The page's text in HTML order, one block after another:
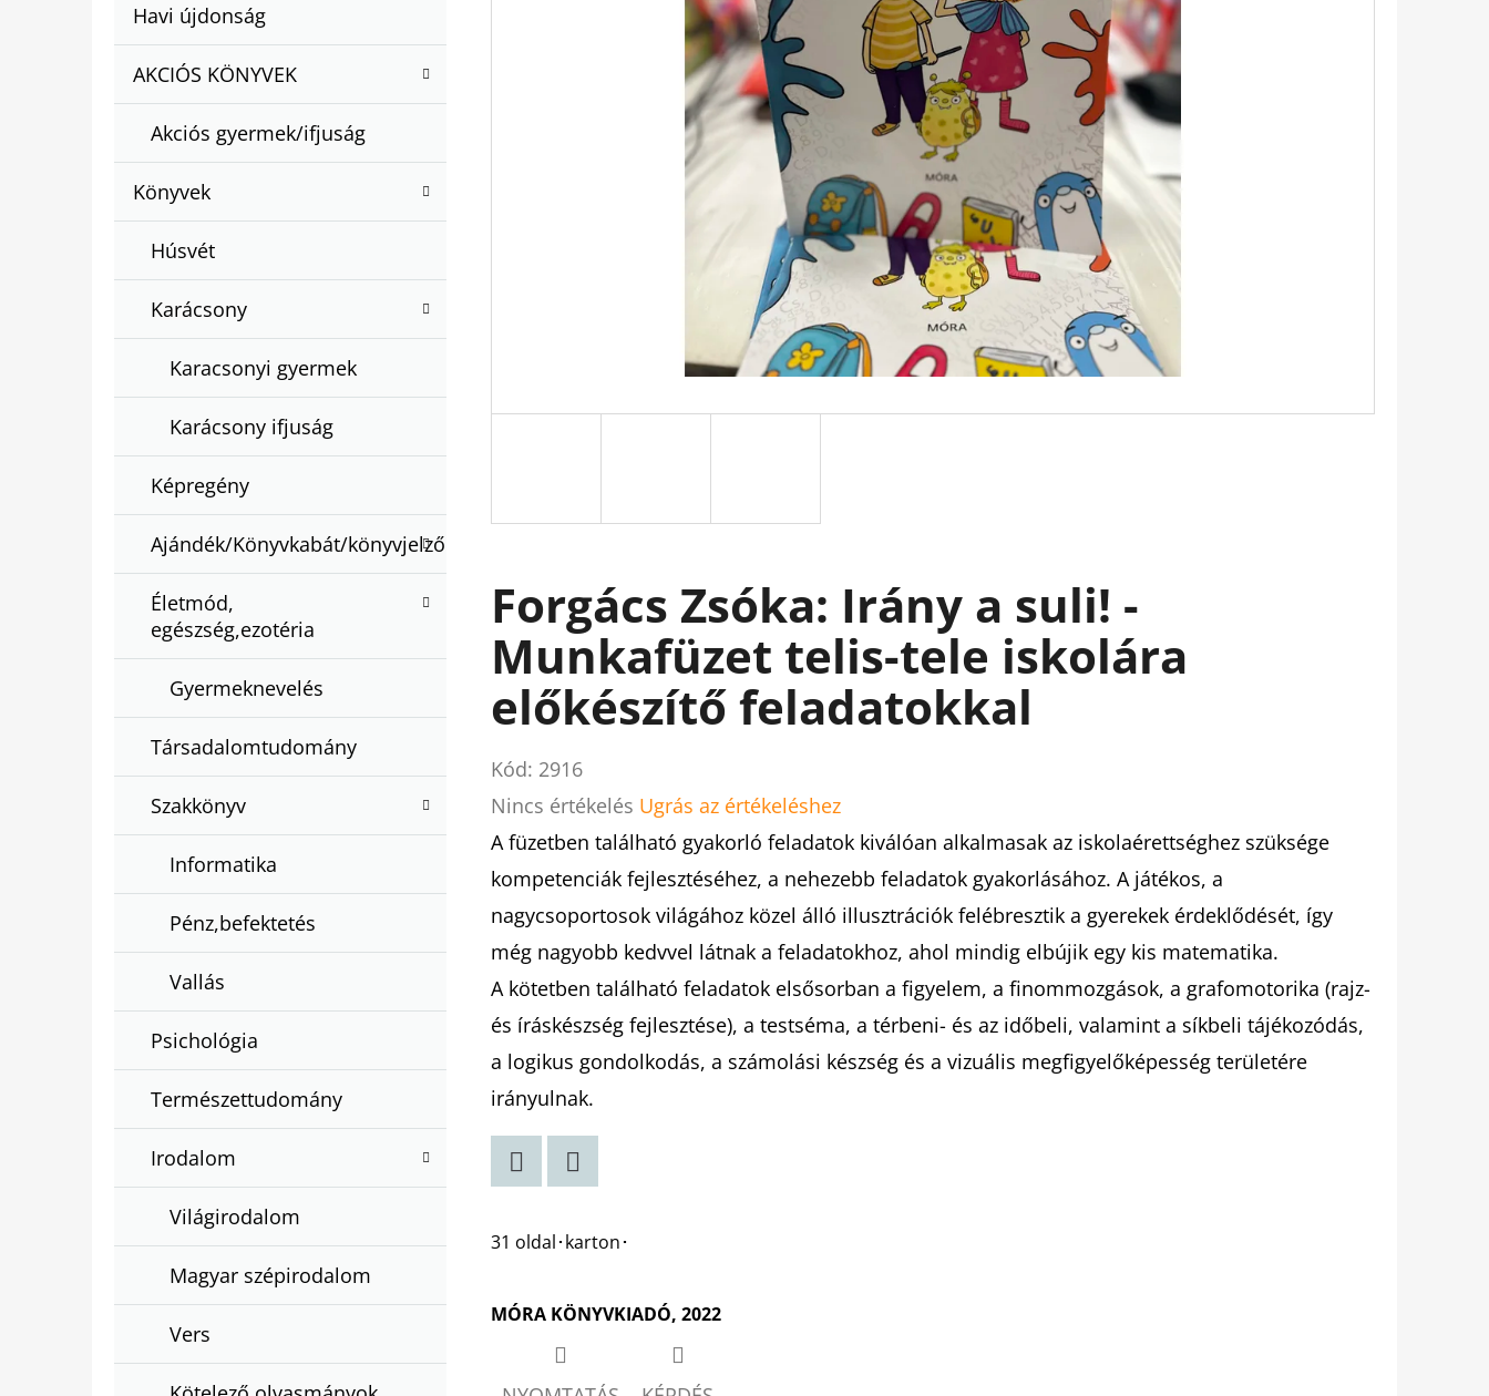
Nátugrása
T
G
R
Á
Havi újdonság
AKCIÓS KÖNYVEK
Akciós gyermek/ifjuság
Könyvek
Húsvét
Karácsony
Karacsonyi gyermek
Karácsony ifjuság
Képregény
Ajándék/Könyvkabát/könyvjelző
Életmód,
egészség,ezotéria
Gyermeknevelés
Társadalomtudomány
Szakkönyv
Informatika
Pénz,befektetés
Vallás
Psichológia
Természettudomány
Irodalom
Világirodalom
Magyar szépirodalom
Vers
Forgács Zsóka: Irány a suli! -
Munkafüzet telis-tele iskolára
előkészítő feladatokkal
Kód: 2916
A
termék
átlagos
értékelése
5-
ből
0,0
csillag.
Nincs értékelés Ugrás az értékeléshez
A füzetben található gyakorló feladatok kiválóan alkalmasak az iskolaérettséghez szüksége
kompetenciák fejlesztéséhez, a nehezebb feladatok gyakorlásához. A játékos, a
nagycsoportosok világához közel álló illusztrációk felébresztik a gyerekek érdeklődését, így
még nagyobb kedvvel látnak a feladatokhoz, ahol mindig elbújik egy kis matematika.
A kötetben található feladatok elsősorban a figyelem, a finommozgások, a grafomotorika (rajz-
és íráskészség fejlesztése), a testséma, a térbeni- és az időbeli, valamint a síkbeli tájékozódás,
a logikus gondolkodás, a számolási készség és a vizuális megfigyelőképesség területére
irányulnak.
31 oldal･karton･
MÓRA KÖNYVKIADÓ, 2022
BARTOS ERIKA : BOGYÓ ÉS BABÓCA
€12,50
CAUGHT UP - RÁKATTANVA -
(KÜLÖNLEGES KIADÁS) NAVESSA ALLEN
FALLEN STARS - BUKOTT CSILLAGOK -
(KÜLÖNLEGES KIADÁS) IMANI ERRIU
€18,90